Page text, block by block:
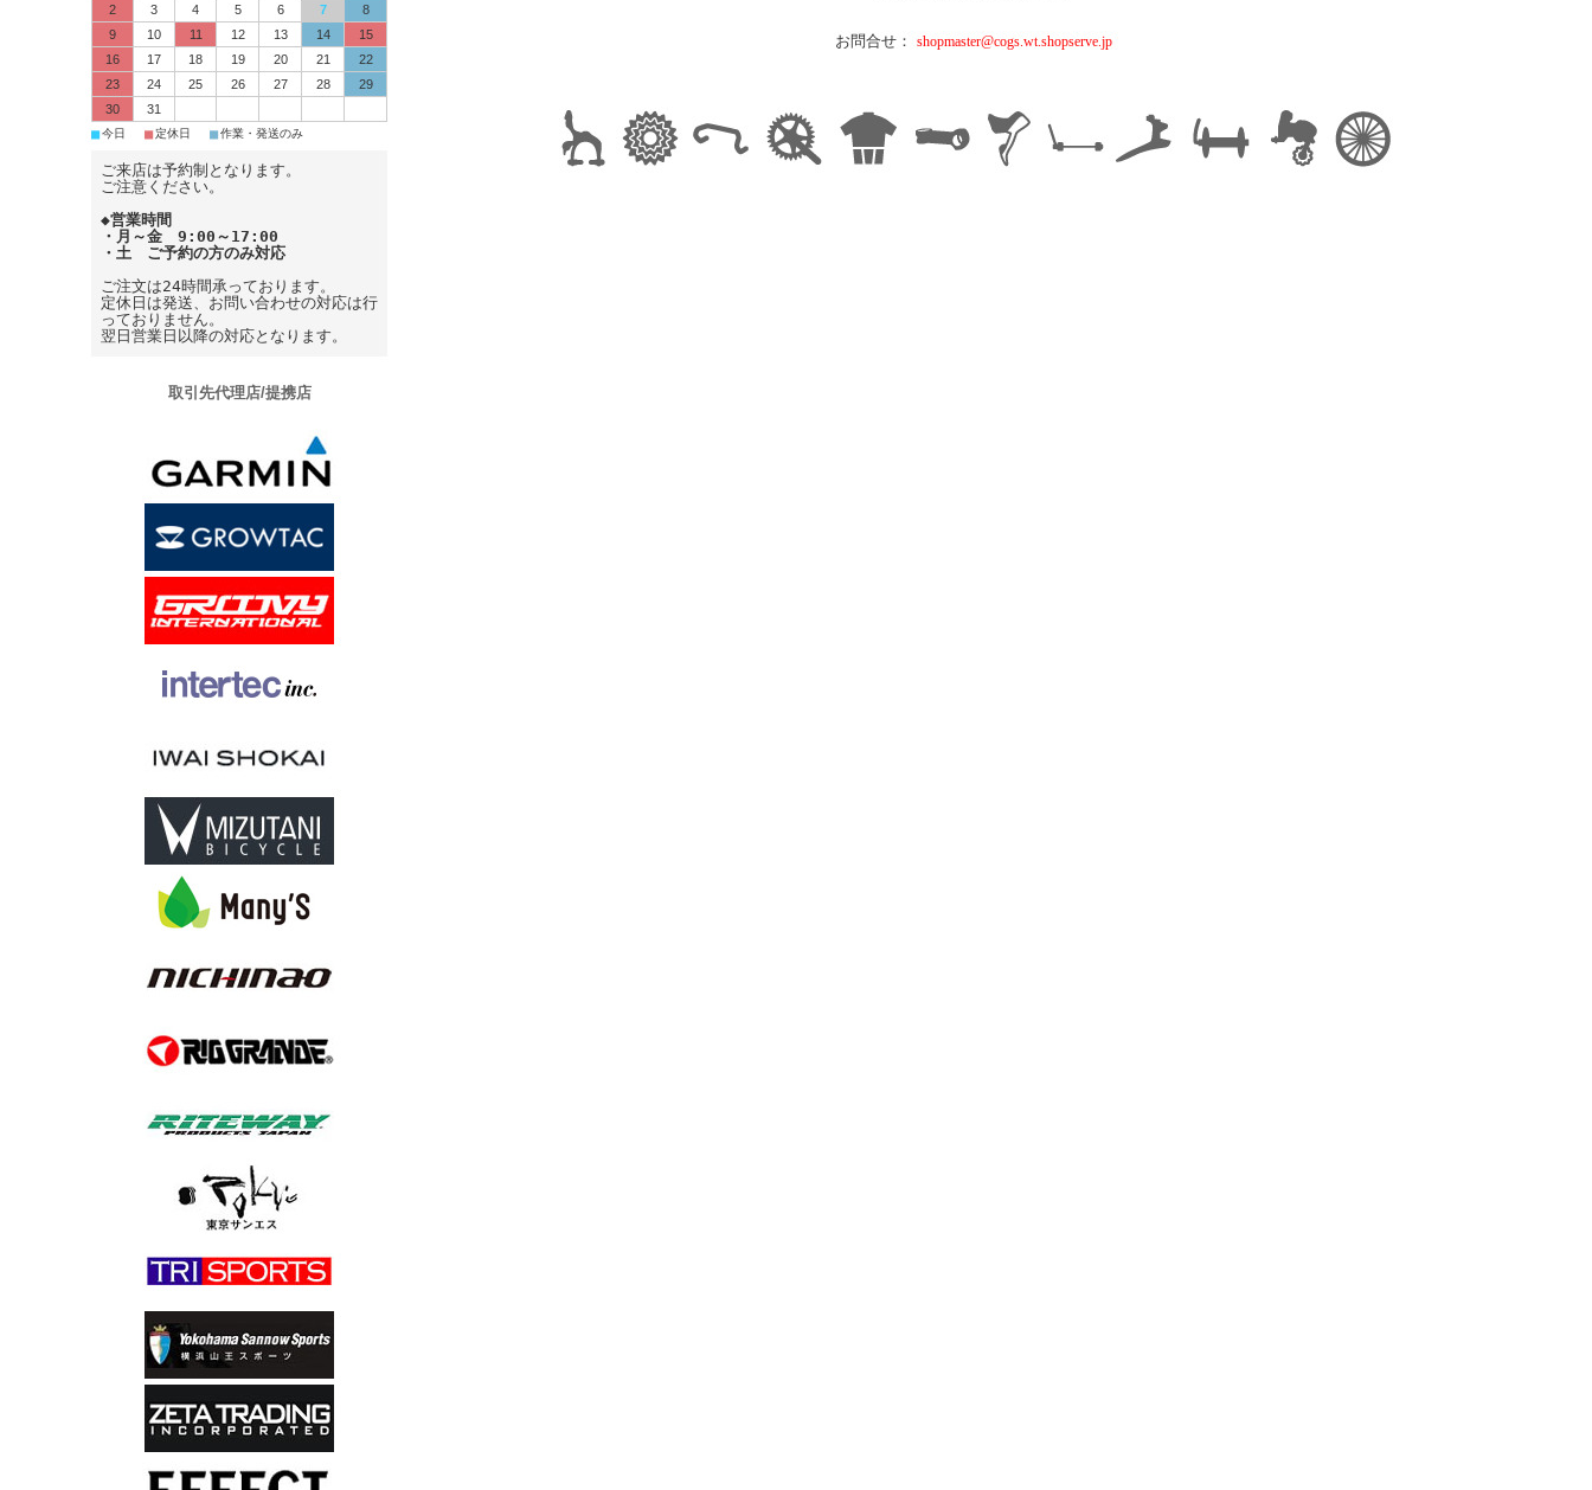
お問合せ： shopmaster@cogs.wt.shopserve.jp
2
3 4 5 6 7
8
9
10 11 12 13 14
15
16
17 18 19 20 21
22
23
24 25 26 27 28
29
30
31
■今日 ■定休日 ■作業・発送のみ
ご来店は予約制となります。
ご注意ください。
◆営業時間
・月～金 9:00～17:00
・土 ご予約の方のみ対応
ご注文は24時間承っております。
定休日は発送、お問い合わせの対応は行
っておりません。
翌日営業日以降の対応となります。
取引先代理店/提携店